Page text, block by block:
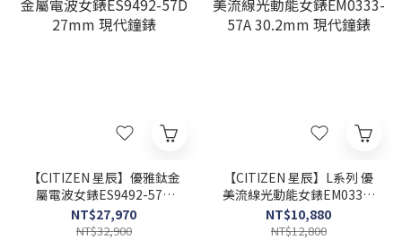
【CITIZEN 星辰】優雅鈦金
屬電波女錶ES9492-57D
27mm 現代鐘錶
NT$27,970
NT$32,900
【CITIZEN 星辰】L系列 優
美流線光動能女錶EM0333-
57A 30.2mm 現代鐘錶
NT$10,880
NT$12,800